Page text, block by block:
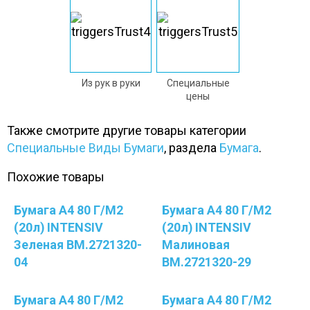
Из рук в руки
Специальные
цены
Также смотрите другие товары категории
Специальные Виды Бумаги, раздела Бумага.
Похожие товары
Бумага А4 80 Г/м2
(20л) INTENSIV
Зеленая BM.2721320-
04
Бумага А4 80 Г/м2
(20л) INTENSIV
Малиновая
BM.2721320-29
Бумага А4 80 Г/м2 Бумага А4 80 Г/м2